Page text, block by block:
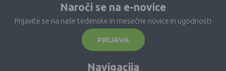
Naroči se na e-novice
Prijavite se na naše tedenske in mesečne novice in ugodnosti
PRIJAVA
Navigacija